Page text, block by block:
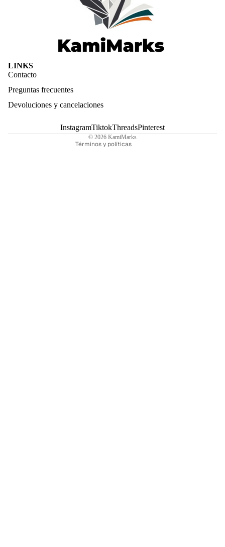
LINKS
Contacto
Preguntas frecuentes
Devoluciones y cancelaciones
InstagramTiktokThreadsPinterest
© 2026 KamiMarks
Términos y políticas
Información de contacto